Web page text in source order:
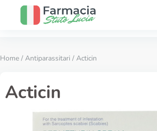
Home / Antiparassitari / Acticin
Acticin